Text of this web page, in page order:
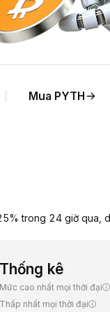
Mua PYTH
trong 24 giờ qua,
Thống kê
Mức cao nhất mọi thời đại
Thấp nhất mọi thời đại